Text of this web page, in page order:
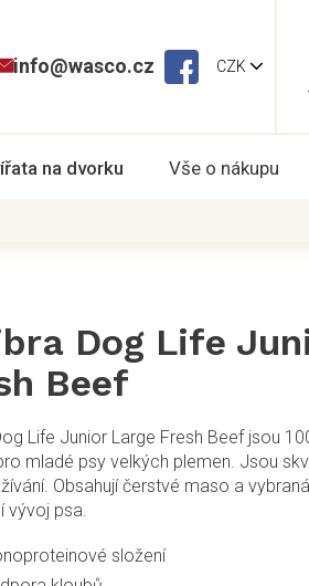
CZK
info@wasco.cz
na dvorku Vše o nákupu
Life Junior Large Fresh Beef jsou
mladé psy velkých plemen. Jsou
Obsahují čerstvé maso a
vývoj psa.
složení
Dog Life
Beef